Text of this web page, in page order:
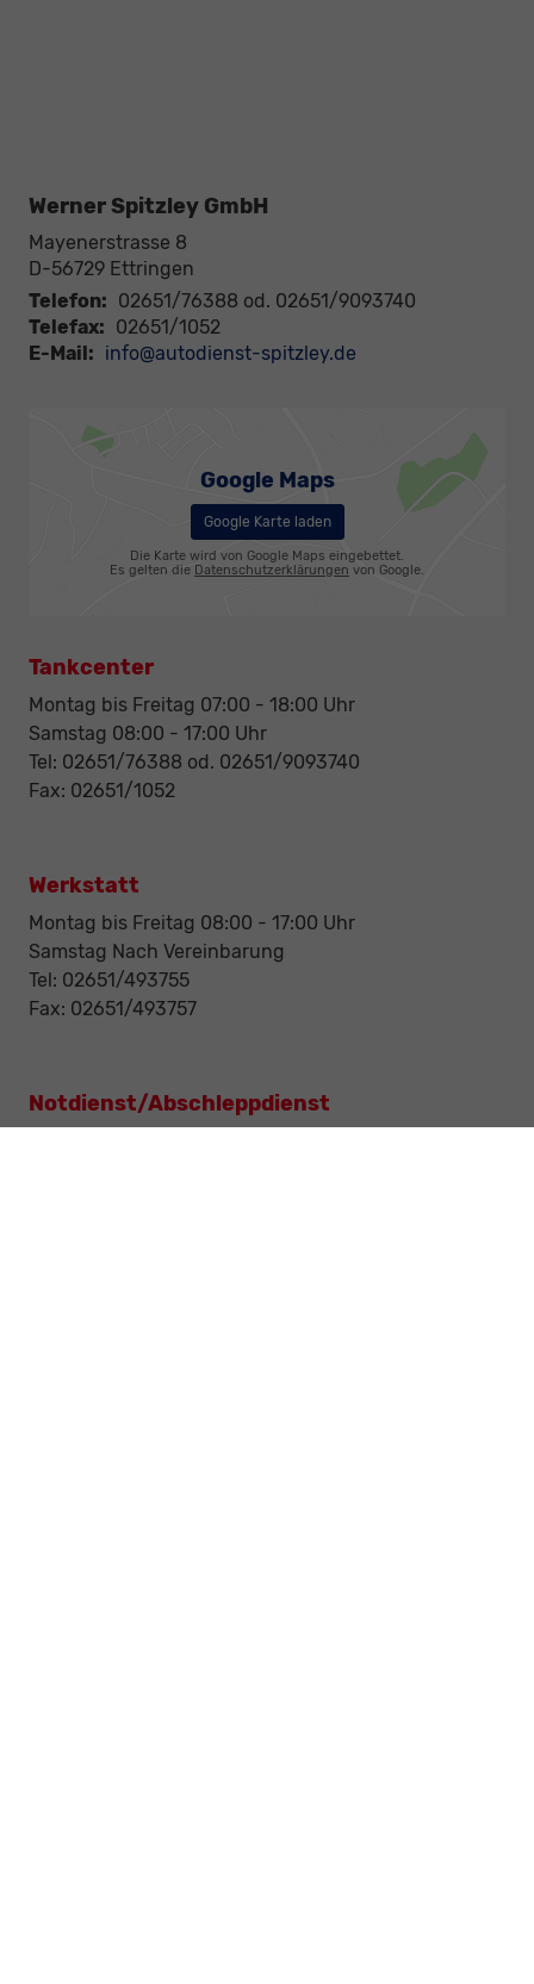
Werner Spitzley GmbH
Mayenerstrasse 8
D-56729 Ettringen
Telefon: 02651/76388 od. 02651/9093740
Telefax: 02651/1052
E-Mail: info@autodienst-spitzley.de
Google Maps
Google Karte laden
Die Karte wird von Google Maps eingebettet.
Es gelten die Datenschutzerklärungen von Google.
Tankcenter
Montag bis Freitag 07:00 - 18:00 Uhr
Samstag 08:00 - 17:00 Uhr
Tel: 02651/76388 od. 02651/9093740
Fax: 02651/1052
Werkstatt
Montag bis Freitag 08:00 - 17:00 Uhr
Samstag Nach Vereinbarung
Tel: 02651/493755
Fax: 02651/493757
Notdienst/Abschleppdienst